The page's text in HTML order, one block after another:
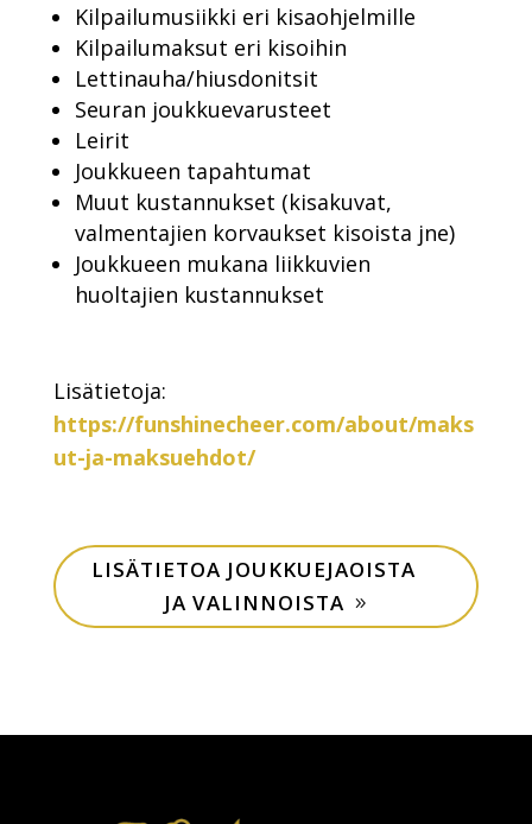
Kilpailumusiikki eri kisaohjelmille
Kilpailumaksut eri kisoihin
Lettinauha/hiusdonitsit
Seuran joukkuevarusteet
Leirit
Joukkueen tapahtumat
Muut kustannukset (kisakuvat,
valmentajien korvaukset kisoista jne)
Joukkueen mukana liikkuvien
huoltajien kustannukset
Lisätietoja:
https://funshinecheer.com/about/maks
ut-ja-maksuehdot/
LISÄTIETOA JOUKKUEJAOISTA
JA VALINNOISTA